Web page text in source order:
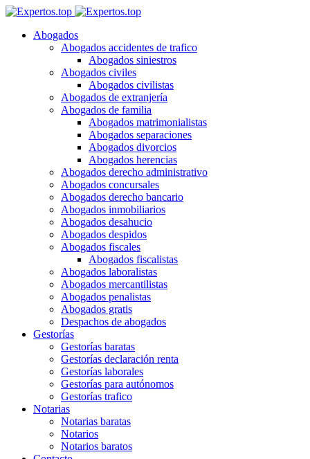
Abogados
Abogados accidentes de trafico
Abogados siniestros
Abogados civiles
Abogados civilistas
Abogados de extranjería
Abogados de familia
Abogados matrimonialistas
Abogados separaciones
Abogados divorcios
Abogados herencias
Abogados derecho administrativo
Abogados concursales
Abogados derecho bancario
Abogados inmobiliarios
Abogados desahucio
Abogados despidos
Abogados fiscales
Abogados fiscalistas
Abogados laboralistas
Abogados mercantilistas
Abogados penalistas
Abogados gratis
Despachos de abogados
Gestorías
Gestorías baratas
Gestorías declaración renta
Gestorías laborales
Gestorías para autónomos
Gestorías trafico
Notarias
Notarias baratas
Notarios
Notarios baratos